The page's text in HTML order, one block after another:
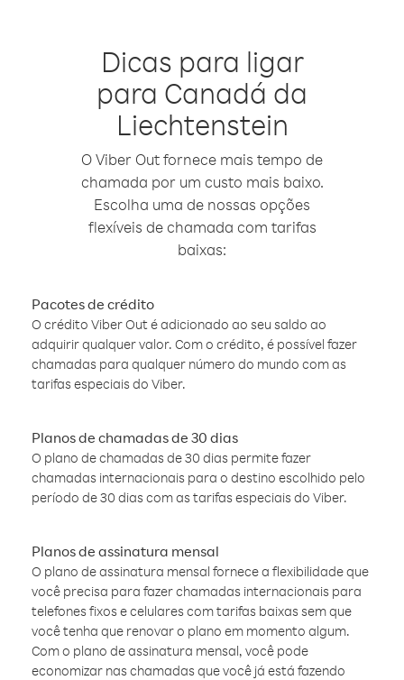
Dicas para ligar
para Canadá da
Liechtenstein
O Viber Out fornece mais tempo de
chamada por um custo mais baixo.
Escolha uma de nossas opções
flexíveis de chamada com tarifas
baixas:
Pacotes de crédito
O crédito Viber Out é adicionado ao seu saldo ao
adquirir qualquer valor. Com o crédito, é possível fazer
chamadas para qualquer número do mundo com as
tarifas especiais do Viber.
Planos de chamadas de 30 dias
O plano de chamadas de 30 dias permite fazer
chamadas internacionais para o destino escolhido pelo
período de 30 dias com as tarifas especiais do Viber.
Planos de assinatura mensal
O plano de assinatura mensal fornece a flexibilidade que
você precisa para fazer chamadas internacionais para
telefones fixos e celulares com tarifas baixas sem que
você tenha que renovar o plano em momento algum.
Com o plano de assinatura mensal, você pode
economizar nas chamadas que você já está fazendo